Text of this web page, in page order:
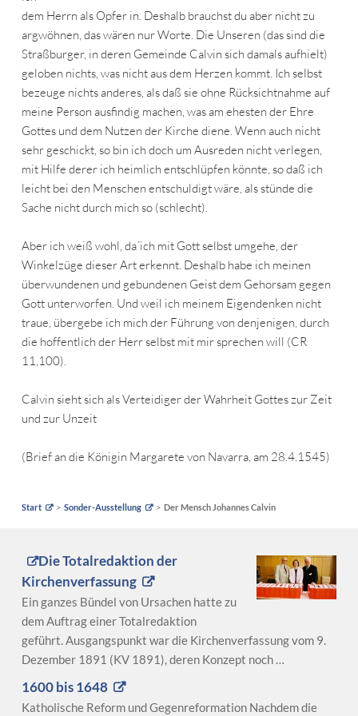
dem Herrn als Opfer in. Deshalb brauchst du aber nicht zu
argwöhnen, das wären nur Worte. Die Unseren (das sind die
Straßburger, in deren Gemeinde Calvin sich damals aufhielt)
geloben nichts, was nicht aus dem Herzen kommt. Ich selbst
bezeuge nichts anderes, als daß sie ohne Rücksichtnahme auf
meine Person ausfindig machen, was am ehesten der Ehre
Gottes und dem Nutzen der Kirche diene. Wenn auch nicht
sehr geschickt, so bin ich doch um Ausreden nicht verlegen,
mit Hilfe derer ich heimlich entschlüpfen könnte, so daß ich
leicht bei den Menschen entschuldigt wäre, als stünde die
Sache nicht durch mich so (schlecht).
Aber ich weiß wohl, da´ich mit Gott selbst umgehe, der
Winkelzüge dieser Art erkennt. Deshalb habe ich meinen
überwundenen und gebundenen Geist dem Gehorsam gegen
Gott unterworfen. Und weil ich meinem Eigendenken nicht
traue, übergebe ich mich der Führung von denjenigen, durch
die hoffentlich der Herr selbst mit mir sprechen will (CR
11,100).
Calvin sieht sich als Verteidiger der Wahrheit Gottes zur Zeit
und zur Unzeit
(Brief an die Königin Margarete von Navarra, am 28.4.1545)
Start Sonder-Ausstellung Der Mensch Johannes Calvin
Die Totalredaktion der
Kirchenverfassung
Ein ganzes Bündel von Ursachen hatte zu
dem Auftrag einer Totalredaktion
geführt. Ausgangspunkt war die Kirchenverfassung vom 9.
Dezember 1891 (KV 1891), deren Konzept noch …
1600 bis 1648
Katholische Reform und Gegenreformation Nachdem die